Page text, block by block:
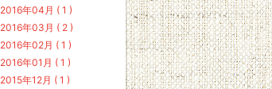
2016年04月 ( 1 )
2016年03月 ( 2 )
2016年02月 ( 1 )
2016年01月 ( 1 )
2015年12月 ( 1 )